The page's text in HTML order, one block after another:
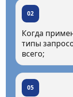
02
Когда
типы
всего;
05